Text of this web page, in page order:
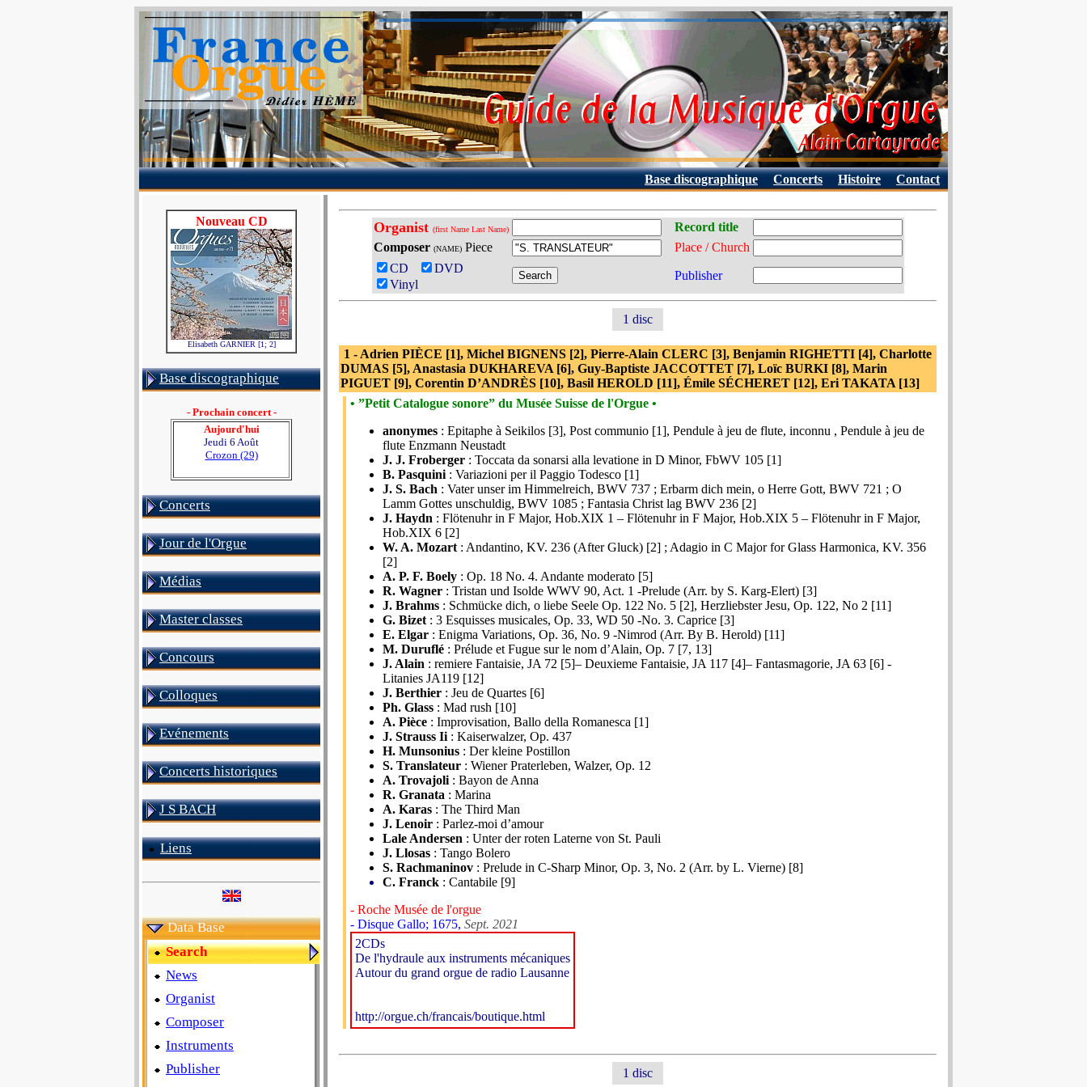
Base discographique Concerts Histoire Contact
Nouveau CD
Elisabeth GARNIER [1; 2]
Base discographique
- Prochain concert -
Aujourd'hui
Jeudi 6 Août
Crozon (29)
Concerts
Jour de l'Orgue
Médias
Master classes
Concours
Colloques
Evénements
Concerts historiques
J S BACH
Liens
Data Base
Search
News
Organist
Composer
Instruments
Publisher
Organist (first Name Last Name)
Record title
Composer (NAME)Piece
Place / Church
CD
DVD
Vinyl
Publisher
1 disc
1 - Adrien PIÈCE [1], Michel BIGNENS [2], Pierre-Alain CLERC [3], Benjamin RIGHETTI [4], Charlotte
DUMAS [5], Anastasia DUKHAREVA [6], Guy-Baptiste JACCOTTET [7], Loïc BURKI [8], Marin
PIGUET [9], Corentin D’ANDRÈS [10], Basil HEROLD [11], Émile SÉCHERET [12], Eri TAKATA [13]
• ”Petit Catalogue sonore” du Musée Suisse de l'Orgue •
anonymes : Epitaphe à Seikilos [3], Post communio [1], Pendule à jeu de flute, inconnu , Pendule à jeu de
flute Enzmann Neustadt
J. J. Froberger : Toccata da sonarsi alla levatione in D Minor, FbWV 105 [1]
B. Pasquini : Variazioni per il Paggio Todesco [1]
J. S. Bach : Vater unser im Himmelreich, BWV 737 ; Erbarm dich mein, o Herre Gott, BWV 721 ; O
Lamm Gottes unschuldig, BWV 1085 ; Fantasia Christ lag BWV 236 [2]
J. Haydn : Flötenuhr in F Major, Hob.XIX 1 – Flötenuhr in F Major, Hob.XIX 5 – Flötenuhr in F Major,
Hob.XIX 6 [2]
W. A. Mozart : Andantino, KV. 236 (After Gluck) [2] ; Adagio in C Major for Glass Harmonica, KV. 356
[2]
A. P. F. Boely : Op. 18 No. 4. Andante moderato [5]
R. Wagner : Tristan und Isolde WWV 90, Act. 1 -Prelude (Arr. by S. Karg-Elert) [3]
J. Brahms : Schmücke dich, o liebe Seele Op. 122 No. 5 [2], Herzliebster Jesu, Op. 122, No 2 [11]
G. Bizet : 3 Esquisses musicales, Op. 33, WD 50 -No. 3. Caprice [3]
E. Elgar : Enigma Variations, Op. 36, No. 9 -Nimrod (Arr. By B. Herold) [11]
M. Duruflé : Prélude et Fugue sur le nom d’Alain, Op. 7 [7, 13]
J. Alain : remiere Fantaisie, JA 72 [5]– Deuxieme Fantaisie, JA 117 [4]– Fantasmagorie, JA 63 [6] -
Litanies JA119 [12]
J. Berthier : Jeu de Quartes [6]
Ph. Glass : Mad rush [10]
A. Pièce : Improvisation, Ballo della Romanesca [1]
J. Strauss Ii : Kaiserwalzer, Op. 437
H. Munsonius : Der kleine Postillon
S. Translateur : Wiener Praterleben, Walzer, Op. 12
A. Trovajoli : Bayon de Anna
R. Granata : Marina
A. Karas : The Third Man
J. Lenoir : Parlez-moi d’amour
Lale Andersen : Unter der roten Laterne von St. Pauli
J. Llosas : Tango Bolero
S. Rachmaninov : Prelude in C-Sharp Minor, Op. 3, No. 2 (Arr. by L. Vierne) [8]
C. Franck : Cantabile [9]
- Roche Musée de l'orgue
- Disque Gallo; 1675, Sept. 2021
2CDs
De l'hydraule aux instruments mécaniques
Autour du grand orgue de radio Lausanne
http://orgue.ch/francais/boutique.html
1 disc